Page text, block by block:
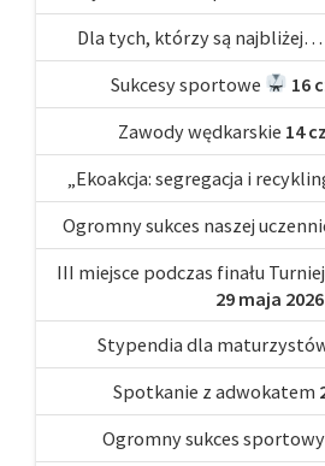
Dla tych, którzy są najbliżej…
Sukcesy sportowe
16
Zawody wędkarskie 14
„Ekoakcja: segregacja i
Ogromny sukces naszej
III miejsce podczas finału
29 maja 2026
Stypendia dla
Spotkanie z adwokatem
Ogromny sukces sportowy